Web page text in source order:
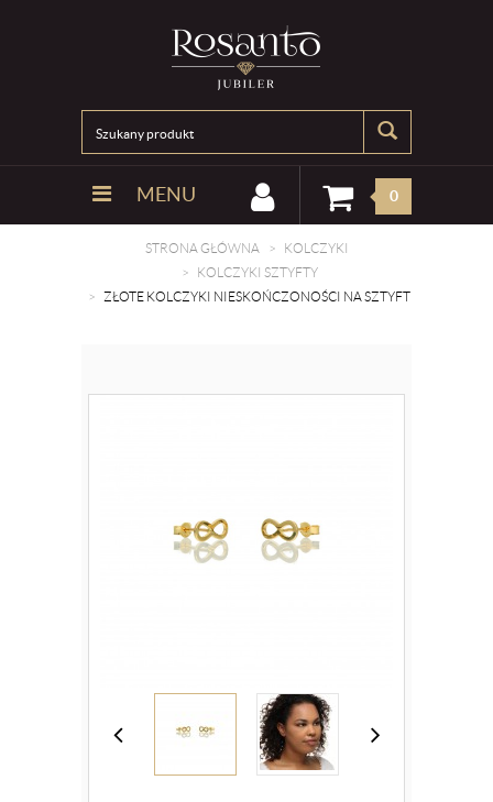
MENU 0
STRONA GŁÓWNA
KOLCZYKI
KOLCZYKI SZTYFTY
ZŁOTE KOLCZYKI NIESKOŃCZONOŚCI NA SZTYFT